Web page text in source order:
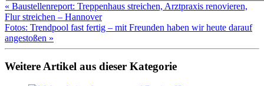
« Baustellenreport: Treppenhaus streichen, Arztpraxis renovieren,
Flur streichen – Hannover
Fotos: Trendpool fast fertig – mit Freunden haben wir heute darauf
angestoßen »
Weitere Artikel aus dieser Kategorie